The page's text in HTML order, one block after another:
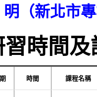
明（新北市
習時間及
時間 課程名稱